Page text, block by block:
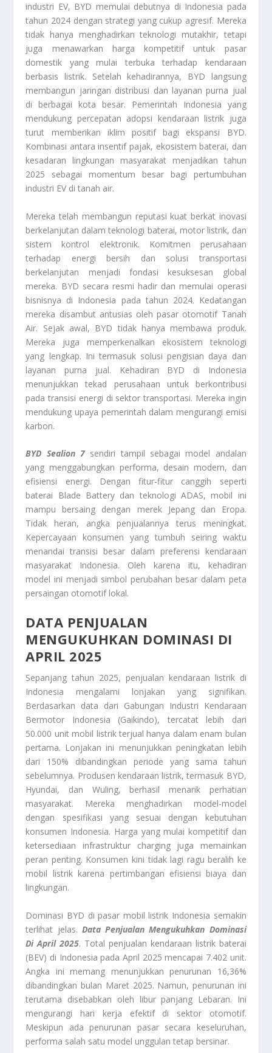
industri EV, BYD memulai debutnya di Indonesia pada
tahun 2024 dengan strategi yang cukup agresif. Mereka
tidak hanya menghadirkan teknologi mutakhir, tetapi
juga menawarkan harga kompetitif untuk pasar
domestik yang mulai terbuka terhadap kendaraan
berbasis listrik. Setelah kehadirannya, BYD langsung
membangun jaringan distribusi dan layanan purna jual
di berbagai kota besar. Pemerintah Indonesia yang
mendukung percepatan adopsi kendaraan listrik juga
turut memberikan iklim positif bagi ekspansi BYD.
Kombinasi antara insentif pajak, ekosistem baterai, dan
kesadaran lingkungan masyarakat menjadikan tahun
2025 sebagai momentum besar bagi pertumbuhan
industri EV di tanah air.
Mereka telah membangun reputasi kuat berkat inovasi
berkelanjutan dalam teknologi baterai, motor listrik, dan
sistem kontrol elektronik. Komitmen perusahaan
terhadap energi bersih dan solusi transportasi
berkelanjutan menjadi fondasi kesuksesan global
mereka. BYD secara resmi hadir dan memulai operasi
bisnisnya di Indonesia pada tahun 2024. Kedatangan
mereka disambut antusias oleh pasar otomotif Tanah
Air. Sejak awal, BYD tidak hanya membawa produk.
Mereka juga memperkenalkan ekosistem teknologi
yang lengkap. Ini termasuk solusi pengisian daya dan
layanan purna jual. Kehadiran BYD di Indonesia
menunjukkan tekad perusahaan untuk berkontribusi
pada transisi energi di sektor transportasi. Mereka ingin
mendukung upaya pemerintah dalam mengurangi emisi
karbon.
BYD Sealion 7sendiri tampil sebagai model andalan
yang menggabungkan performa, desain modern, dan
efisiensi energi. Dengan fitur-fitur canggih seperti
baterai Blade Battery dan teknologi ADAS, mobil ini
mampu bersaing dengan merek Jepang dan Eropa.
Tidak heran, angka penjualannya terus meningkat.
Kepercayaan konsumen yang tumbuh seiring waktu
menandai transisi besar dalam preferensi kendaraan
masyarakat Indonesia. Oleh karena itu, kehadiran
model ini menjadi simbol perubahan besar dalam peta
persaingan otomotif lokal.
DATA PENJUALAN
MENGUKUHKAN DOMINASI DI
APRIL 2025
Sepanjang tahun 2025, penjualan kendaraan listrik di
Indonesia mengalami lonjakan yang signifikan.
Berdasarkan data dari Gabungan Industri Kendaraan
Bermotor Indonesia (Gaikindo), tercatat lebih dari
50.000 unit mobil listrik terjual hanya dalam enam bulan
pertama. Lonjakan ini menunjukkan peningkatan lebih
dari 150% dibandingkan periode yang sama tahun
sebelumnya. Produsen kendaraan listrik, termasuk BYD,
Hyundai, dan Wuling, berhasil menarik perhatian
masyarakat. Mereka menghadirkan model-model
dengan spesifikasi yang sesuai dengan kebutuhan
konsumen Indonesia. Harga yang mulai kompetitif dan
ketersediaan infrastruktur charging juga memainkan
peran penting. Konsumen kini tidak lagi ragu beralih ke
mobil listrik karena pertimbangan efisiensi biaya dan
lingkungan.
Dominasi BYD di pasar mobil listrik Indonesia semakin
terlihat jelas. Data Penjualan Mengukuhkan Dominasi
Di April 2025. Total penjualan kendaraan listrik baterai
(BEV) di Indonesia pada April 2025 mencapai 7.402 unit.
Angka ini memang menunjukkan penurunan 16,36%
dibandingkan bulan Maret 2025. Namun, penurunan ini
terutama disebabkan oleh libur panjang Lebaran. Ini
mengurangi hari kerja efektif di sektor otomotif.
Meskipun ada penurunan pasar secara keseluruhan,
performa salah satu model unggulan tetap bersinar.